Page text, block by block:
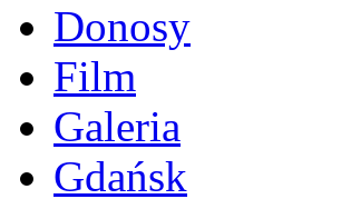
Donosy
Film
Galeria
Gdańsk